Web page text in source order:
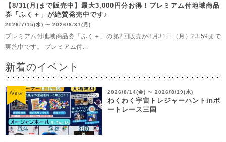
【8/31(月)まで販売中】最大3,000円分お得！プレミアム付地域商品
券「ふく＋」が絶賛発売中です♪
2026/7/15(水) 〜 2026/8/31(月)
プレミアム付地域商品券「ふく＋」の第2回販売が8月31日（月）23:59まで
実施中です。 プレミアム付...
新着のイベント
2026/8/14(金) 〜 2026/8/19(水)
わくわく宇宙トレジャーハントinボ
ートレース三国